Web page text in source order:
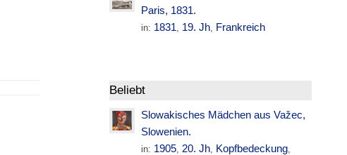
Paris, 1831.
in: 1831, 19. Jh, Frankreich
Beliebt
Slowakisches Mädchen aus Važec,
Slowenien.
in: 1905,20. Jh, Kopfbedeckung,